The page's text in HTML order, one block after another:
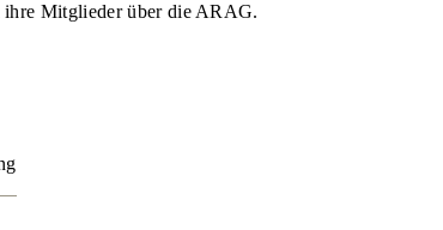
ihre Mitglieder über die ARAG.